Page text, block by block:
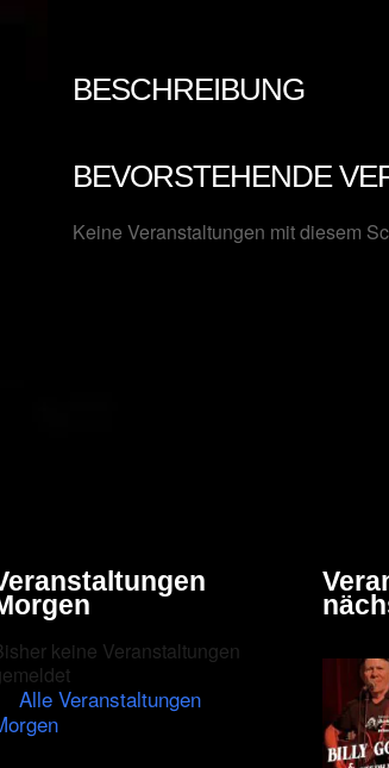
BESCHREIBUNG
BEVORSTEHENDE
Keine Veranstaltungen mit diesem
keine Veranstaltungen
Alle Veranstaltungen